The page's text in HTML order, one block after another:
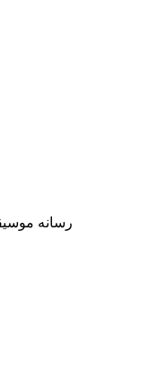
رسانه موسیقی ملودی در سال